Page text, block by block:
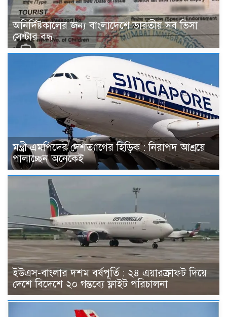
অনির্দিষ্টকালের জন্য বাংলাদেশে ভারতীয় সব ভিসা
সেন্টার বন্ধ
মন্ত্রী এমপিদের দেশত্যাগের হিড়িক : নিরাপদ আশ্রয়ে
পালাচ্ছেন অনেকেই
ইউএস-বাংলার দশম বর্ষপূর্তি : ২৪ এয়ারক্রাফট দিয়ে
দেশে বিদেশে ২০ গন্তব্যে ফ্লাইট পরিচালনা